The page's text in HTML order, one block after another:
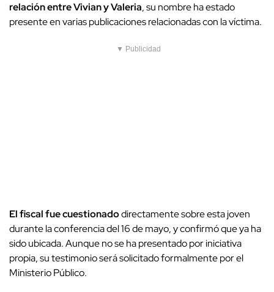
relación entre Vivian y Valeria, su nombre ha estado
presente en varias publicaciones relacionadas con la víctima.
▼ Publicidad
El fiscal fue cuestionadodirectamente sobre esta joven
durante la conferencia del 16 de mayo, y confirmó que ya ha
sido ubicada. Aunque no se ha presentado por iniciativa
propia, su testimonio será solicitado formalmente por el
Ministerio Público.